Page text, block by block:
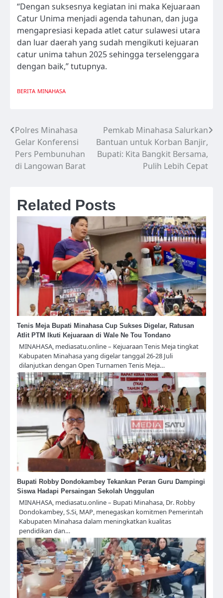
“Dengan suksesnya kegiatan ini maka Kejuaraan
Catur Unima menjadi agenda tahunan, dan juga
mengapresiasi kepada atlet catur sulawesi utara
dan luar daerah yang sudah mengikuti kejuaran
catur unima tahun 2025 sehingga terselenggara
dengan baik,” tutupnya.
BERITA MINAHASA
Navigasi
pos
Polres Minahasa
Gelar Konferensi
Pers Pembunuhan
di Langowan Barat
Pemkab Minahasa Salurkan
Bantuan untuk Korban Banjir,
Bupati: Kita Bangkit Bersama,
Pulih Lebih Cepat
Related Posts
Tenis Meja Bupati Minahasa Cup Sukses Digelar, Ratusan
Atlit PTM Ikuti Kejuaraan di Wale Ne Tou Tondano
MINAHASA, mediasatu.online – Kejuaraan Tenis Meja tingkat
Kabupaten Minahasa yang digelar tanggal 26-28 Juli
dilanjutkan dengan Open Turnamen Tenis Meja…
Bupati Robby Dondokambey Tekankan Peran Guru Dampingi
Siswa Hadapi Persaingan Sekolah Unggulan
MINAHASA, mediasatu.online – Bupati Minahasa, Dr. Robby
Dondokambey, S.Si, MAP, menegaskan komitmen Pemerintah
Kabupaten Minahasa dalam meningkatkan kualitas
pendidikan dan…